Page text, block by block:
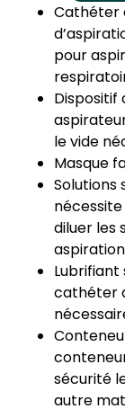
Cathéter
pour
Dispositif
le vide
Masque
Solutions
diluer les
Lubrifiant
cathéter
sécurité
autre